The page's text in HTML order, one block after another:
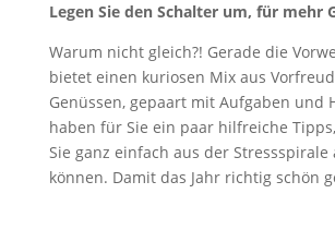
Legen Sie den Schalter um, für mehr
Warum nicht gleich?! Gerade die
bietet einen kuriosen Mix aus
Genüssen, gepaart mit Aufgaben und
haben für Sie ein paar hilfreiche
Sie ganz einfach aus der Stressspirale
können. Damit das Jahr richtig schön